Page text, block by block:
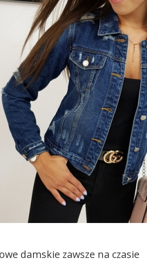
damskie zawsze na czasie